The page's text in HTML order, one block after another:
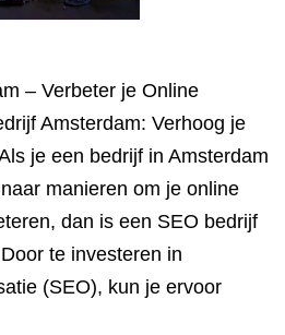
– Verbeter je Online
Amsterdam: Verhoog je
je een bedrijf in Amsterdam
manieren om je online
dan is een SEO bedrijf
te investeren in
(SEO), kun je ervoor